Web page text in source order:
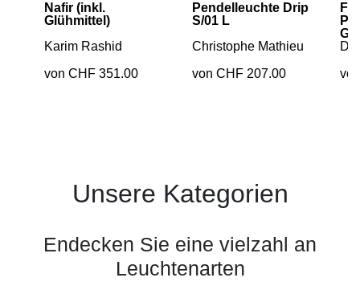
Nafir (inkl.
Glühmittel)
Karim Rashid
von CHF 351.00
Pendelleuchte Drip
S/01 L
Christophe Mathieu
von CHF 207.00
Unsere Kategorien
Endecken Sie eine vielzahl an
Leuchtenarten